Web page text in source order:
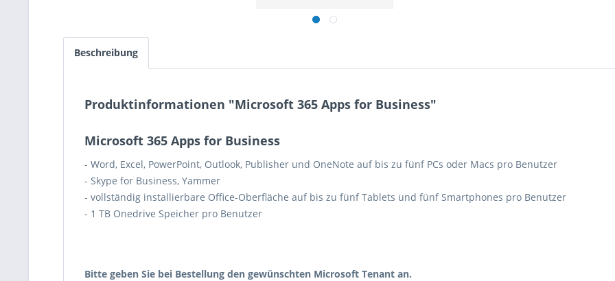
Beschreibung
Produktinformationen "Microsoft 365 Apps for Business"
Microsoft 365 Apps for Business
- Word, Excel, PowerPoint, Outlook, Publisher und OneNote auf bis zu fünf PCs oder Macs pro Benutzer
- Skype for Business, Yammer
- vollständig installierbare Office-Oberfläche auf bis zu fünf Tablets und fünf Smartphones pro Benutzer
- 1 TB Onedrive Speicher pro Benutzer
Bitte geben Sie bei Bestellung den gewünschten Microsoft Tenant an.